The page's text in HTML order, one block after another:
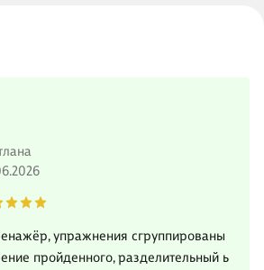
упражнения сгруппированы
пройденного, разделительный ь